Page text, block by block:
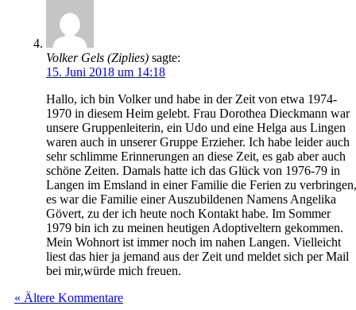
Volker Gels (Ziplies) sagte:
15. Juni 2018 um 14:18
Hallo, ich bin Volker und habe in der Zeit von etwa 1974-
1970 in diesem Heim gelebt. Frau Dorothea Dieckmann war
unsere Gruppenleiterin, ein Udo und eine Helga aus Lingen
waren auch in unserer Gruppe Erzieher. Ich habe leider auch
sehr schlimme Erinnerungen an diese Zeit, es gab aber auch
schöne Zeiten. Damals hatte ich das Glück von 1976-79 in
Langen im Emsland in einer Familie die Ferien zu verbringen,
es war die Familie einer Auszubildenen Namens Angelika
Gövert, zu der ich heute noch Kontakt habe. Im Sommer
1979 bin ich zu meinen heutigen Adoptiveltern gekommen.
Mein Wohnort ist immer noch im nahen Langen. Vielleicht
liest das hier ja jemand aus der Zeit und meldet sich per Mail
bei mir,würde mich freuen.
« Ältere Kommentare